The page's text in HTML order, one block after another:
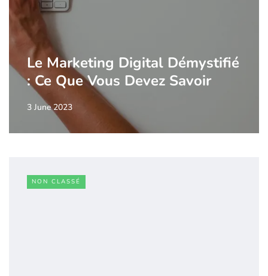
Le Marketing Digital Démystifié
: Ce Que Vous Devez Savoir
3 June 2023
NON CLASSÉ